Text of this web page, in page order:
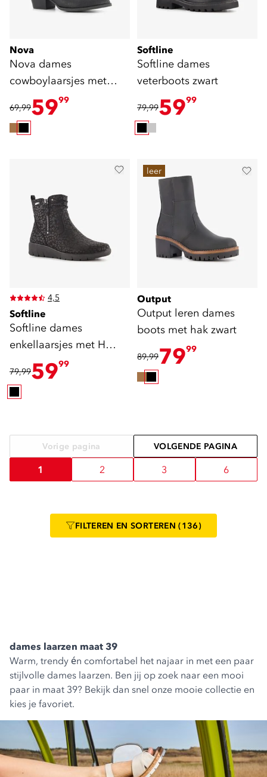
Nova
Nova dames
cowboylaarsjes met
slangenprint zwart
69,995999
Softline
Softline dames
veterboots zwart
79,995999
4,5
Softline
Softline dames
enkellaarsjes met H
leest luipaardprint
79,995999
leer
Output
Output leren dames
boots met hak zwart
89,997999
Vorige pagina VOLGENDE PAGINA
1 2 3 6
FILTEREN EN SORTEREN (136)
dames laarzen maat 39
Warm, trendy én comfortabel het najaar in met een paar
stijlvolle dames laarzen. Ben jij op zoek naar een mooi
paar in maat 39? Bekijk dan snel onze mooie collectie en
kies je favoriet.